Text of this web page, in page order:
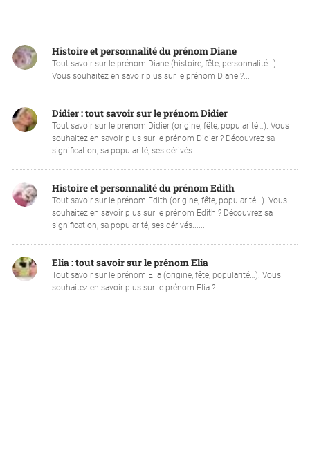
Histoire et personnalité du prénom Diane
Tout savoir sur le prénom Diane (histoire, fête, personnalité…).
Vous souhaitez en savoir plus sur le prénom Diane ?...
Didier : tout savoir sur le prénom Didier
Tout savoir sur le prénom Didier (origine, fête, popularité…). Vous
souhaitez en savoir plus sur le prénom Didier ? Découvrez sa
signification, sa popularité, ses dérivés......
Histoire et personnalité du prénom Edith
Tout savoir sur le prénom Edith (origine, fête, popularité…). Vous
souhaitez en savoir plus sur le prénom Edith ? Découvrez sa
signification, sa popularité, ses dérivés......
Elia : tout savoir sur le prénom Elia
Tout savoir sur le prénom Elia (origine, fête, popularité…). Vous
souhaitez en savoir plus sur le prénom Elia ?...